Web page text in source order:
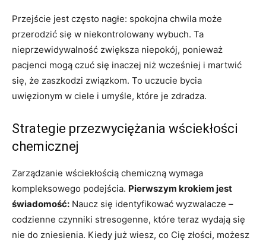
Przejście jest często nagłe: spokojna chwila może
przerodzić się w niekontrolowany wybuch. Ta
nieprzewidywalność zwiększa niepokój, ponieważ
pacjenci mogą czuć się inaczej niż wcześniej i martwić
się, że zaszkodzi związkom. To uczucie bycia
uwięzionym w ciele i umyśle, które je zdradza.
Strategie przezwyciężania wściekłości
chemicznej
Zarządzanie wściekłością chemiczną wymaga
kompleksowego podejścia. Pierwszym krokiem jest
świadomość: Naucz się identyfikować wyzwalacze –
codzienne czynniki stresogenne, które teraz wydają się
nie do zniesienia. Kiedy już wiesz, co Cię złości, możesz